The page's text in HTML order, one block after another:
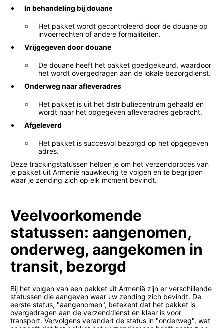
In behandeling bij douane
Het pakket wordt gecontroleerd door de douane op
invoerrechten of andere formaliteiten.
Vrijgegeven door douane
De douane heeft het pakket goedgekeurd, waardoor
het wordt overgedragen aan de lokale bezorgdienst.
Onderweg naar afleveradres
Het pakket is uit het distributiecentrum gehaald en
wordt naar het opgegeven afleveradres gebracht.
Afgeleverd
Het pakket is succesvol bezorgd op het opgegeven
adres.
Deze trackingstatussen helpen je om het verzendproces van
je pakket uit Armenië nauwkeurig te volgen en te begrijpen
waar je zending zich op elk moment bevindt.
Veelvoorkomende
statussen: aangenomen,
onderweg, aangekomen in
transit, bezorgd
Bij het volgen van een pakket uit Armenië zijn er verschillende
statussen die aangeven waar uw zending zich bevindt. De
eerste status, "aangenomen", betekent dat het pakket is
overgedragen aan de verzenddienst en klaar is voor
transport. Vervolgens verandert de status in "onderweg", wat